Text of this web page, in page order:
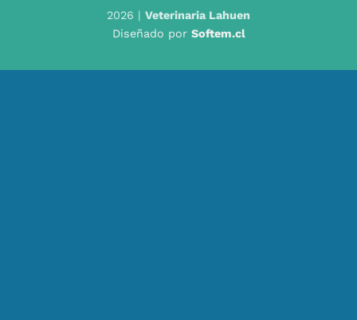
2026 | Veterinaria Lahuen
Diseñado por Softem.cl